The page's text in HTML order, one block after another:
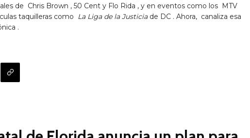
de Chris Brown , 50 Cent y Flo Rida , y en eventos como los MTV
taquilleras como La Liga de la Justiciade DC . Ahora, canaliza esa
.